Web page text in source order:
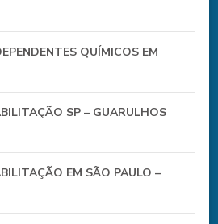
QUÍMICOS EM
SP – GUARULHOS
EM SÃO PAULO –